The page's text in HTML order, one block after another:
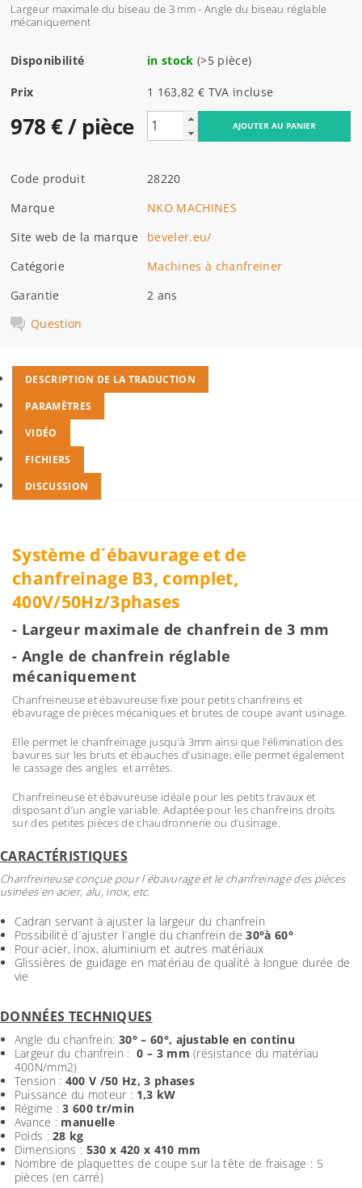
Largeur maximale du biseau de 3 mm - Angle du biseau réglable
mécaniquement
Disponibilité in stock (>5 pièce)
Prix 1 163,82 € TVA incluse
978 €/ pièce
Code produit
28220
Marque
NKO MACHINES
Site web de la marque
beveler.eu/
Catégorie
Machines à chanfreiner
Garantie
2 ans
Question
DESCRIPTION DE LA TRADUCTION
PARAMÈTRES
VIDÉO
FICHIERS
DISCUSSION
Système d´ébavurage et de
chanfreinage B3, complet,
400V/50Hz/3phases
- Largeur maximale de chanfrein de 3 mm
- Angle de chanfrein réglable
mécaniquement
Chanfreineuse et ébavureuse fixe pour petits chanfreins et
ébavurage de pièces mécaniques et brutes de coupe avant usinage.
Elle permet le chanfreinage jusqu’à 3mm ainsi que l’élimination des
bavures sur les bruts et ébauches d’usinage, elle permet également
le cassage des angles et arrêtes.
Chanfreineuse et ébavureuse idéale pour les petits travaux et
disposant d’un angle variable. Adaptée pour les chanfreins droits
sur des petites pièces de chaudronnerie ou d’usinage.
CARACTÉRISTIQUES
Chanfreineuse conçue pour l´ébavurage et le chanfreinage des pièces
usinées en acier, alu, inox, etc.
Cadran servant à ajuster la largeur du chanfrein
Possibilité d´ajuster l´angle du chanfrein de30°à 60°
Pour acier, inox, aluminium et autres matériaux
Glissières de guidage en matériau de qualité à longue durée de
vie
DONNÉES TECHNIQUES
Angle du chanfrein: 30° – 60°, ajustable en continu
Largeur du chanfrein : 0 – 3 mm (résistance du matériau
400N/mm2)
Tension : 400 V /50 Hz, 3 phases
Puissance du moteur : 1,3 kW
Régime : 3 600 tr/min
Avance : manuelle
Poids :28 kg
Dimensions : 530 x 420 x 410 mm
Nombre de plaquettes de coupe sur la tête de fraisage : 5
pièces (en carré)